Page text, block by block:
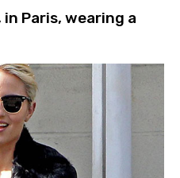
in Paris, wearing a